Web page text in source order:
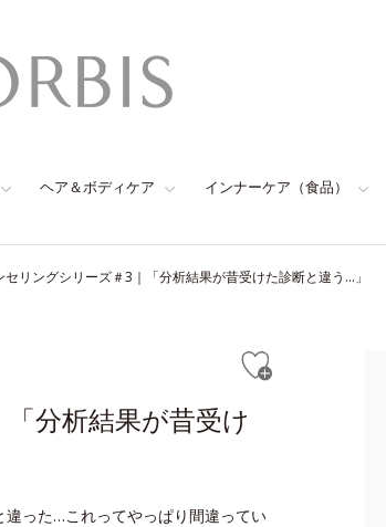
ヘア＆ボディケア インナーケア（食品）
リングシリーズ＃3｜「分析結果が昔受けた診断と違う…」
分析結果が昔受け
った…これってやっぱり間違ってい